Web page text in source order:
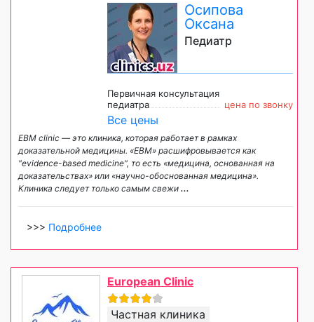
Осипова
Оксана
Педиатр
Первичная консультация
педиатра
цена по звонку
Все цены
EBM clinic — это клиника, которая работает в рамках
доказательной медицины. «EBM» расшифровывается как
"evidence-based medicine", то есть «медицина, основанная на
доказательствах» или «научно-обоснованная медицина».
Клиника следует только самым свежи ...
>>> Подробнее
European Clinic
Частная клиника